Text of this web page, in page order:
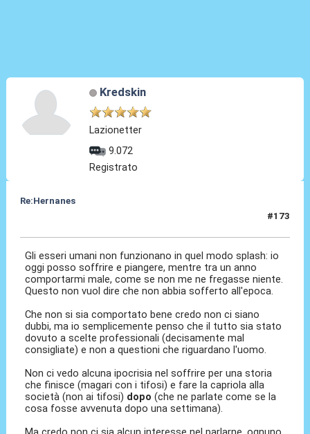
Kredskin
Lazionetter
9.072
Registrato
Re:Hernanes
#173
Gli esseri umani non funzionano in quel modo splash: io
oggi posso soffrire e piangere, mentre tra un anno
comportarmi male, come se non me ne fregasse niente.
Questo non vuol dire che non abbia sofferto all'epoca.
Che non si sia comportato bene credo non ci siano
dubbi, ma io semplicemente penso che il tutto sia stato
dovuto a scelte professionali (decisamente mal
consigliate) e non a questioni che riguardano l'uomo.
Non ci vedo alcuna ipocrisia nel soffrire per una storia
che finisce (magari con i tifosi) e fare la capriola alla
società (non ai tifosi) dopo (che ne parlate come se la
cosa fosse avvenuta dopo una settimana).